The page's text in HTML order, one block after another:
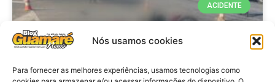
Nós usamos cookies
Para fornecer as melhores experiências, usamos tecnologias como
ACIDENTE